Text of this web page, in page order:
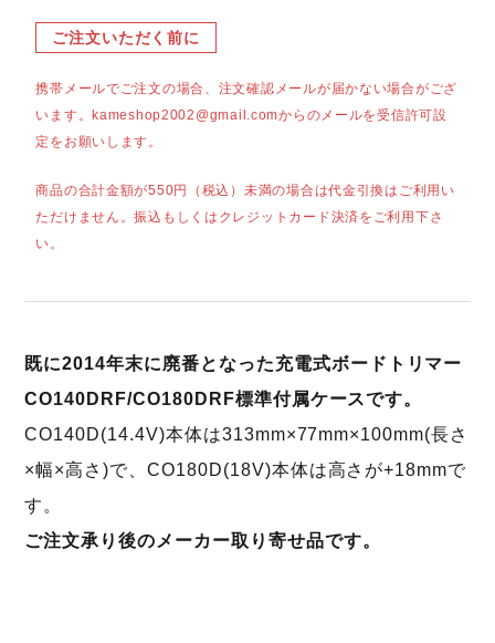
ご注文いただく前に
携帯メールでご注文の場合、注文確認メールが届かない場合がござ
います。kameshop2002@gmail.comからのメールを受信許可設
定をお願いします。
商品の合計金額が550円（税込）未満の場合は代金引換はご利用い
ただけません。振込もしくはクレジットカード決済をご利用下さ
い。
既に2014年末に廃番となった充電式ボードトリマー
CO140DRF/CO180DRF標準付属ケースです。
CO140D(14.4V)本体は313mm×77mm×100mm(長さ
×幅×高さ)で、CO180D(18V)本体は高さが+18mmで
す。
ご注文承り後のメーカー取り寄せ品です。